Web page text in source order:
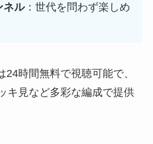
ネル：世代を問わず楽しめ
24時間無料で視聴可能で、
キ見など多彩な編成で提供